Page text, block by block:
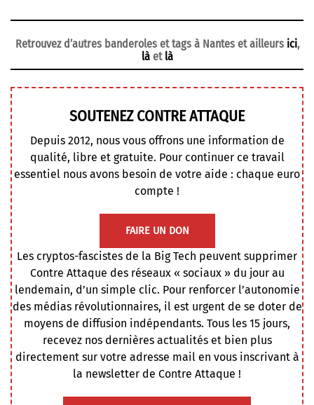
Retrouvez d’autres banderoles et tags à Nantes et ailleurs ici,
làet là
SOUTENEZ CONTRE ATTAQUE
Depuis 2012, nous vous offrons une information de
qualité, libre et gratuite. Pour continuer ce travail
essentiel nous avons besoin de votre aide : chaque euro
compte !
FAIRE UN DON
Les cryptos-fascistes de la Big Tech peuvent supprimer
Contre Attaque des réseaux « sociaux » du jour au
lendemain, d’un simple clic. Pour renforcer l’autonomie
des médias révolutionnaires, il est urgent de se doter de
moyens de diffusion indépendants. Tous les 15 jours,
recevez nos dernières actualités et bien plus
directement sur votre adresse mail en vous inscrivant à
la newsletter de Contre Attaque !